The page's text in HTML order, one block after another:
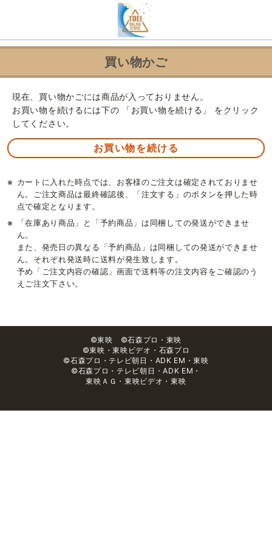
買い物かご
現在、買い物かごには商品が入っておりません。
お買い物を続けるには下の 「お買い物を続ける」 をクリック
してください。
※ カートに入れた時点では、お客様のご注文は確定されておりませ
ん。ご注文商品は最終確認後、「注文する」のボタンを押した時
点で確定となります。
※
「在庫あり商品」と「予約商品」は同梱しての発送ができませ
ん。
また、発売日の異なる「予約商品」は同梱しての発送ができませ
ん。それぞれ発送時に送料が発生致します。
予め「ご注文内容の確認」画面で送料等の注文内容をご確認のう
えご注文下さい。
©東映 ©石森プロ・東映
©東映・東映ビデオ・石森プロ
©石森プロ・テレビ朝日・ADK EM・東映
©石森プロ・テレビ朝日・ADK EM・
東映ＡＧ・東映ビデオ・東映